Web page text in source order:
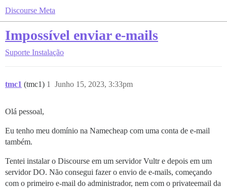
Discourse Meta
Impossível enviar e-mails
Suporte Instalação
tmc1 (tmc1) Junho 15, 2023, 3:33pm
1
Olá pessoal,
Eu tenho meu domínio na Namecheap com uma conta de e-mail
também.
Tentei instalar o Discourse em um servidor Vultr e depois em um
servidor DO. Não consegui fazer o envio de e-mails, começando
com o primeiro e-mail do administrador, nem com o privateemail da